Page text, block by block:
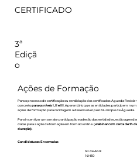
CERTIFICADO
3ª
Ediçã
o
Ações de Formação
30 de Abril
14H30
Para o processo de certificação ou revalidação dos certificados Águeda
concretopara os níveis I, II e III, é perentório que as entidades participem
ações de formação para reciclagem a desenvolver pelo Município de Águeda.
Para incentivar uma maior participação e adesão das entidades, estão
datas para a ação de formação em formato online. (webinar com cerca de 1h de
duração).
Candidaturas Encerradas